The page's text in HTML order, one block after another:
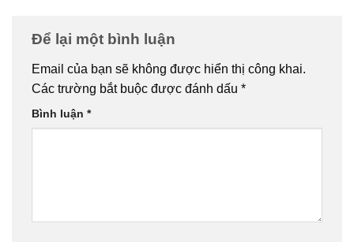
Để lại một bình luận
Email của bạn sẽ không được hiển thị công khai.
Các trường bắt buộc được đánh dấu *
Bình luận *